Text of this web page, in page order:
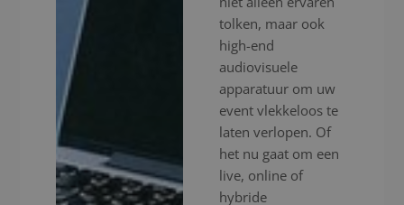
tolken, maar ook
high-end
audiovisuele
apparatuur om uw
event vlekkeloos te
laten verlopen. Of
het nu gaat om een
live, online of
hybride